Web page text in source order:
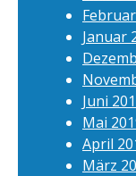
Januar
Juni
Mai
April
März